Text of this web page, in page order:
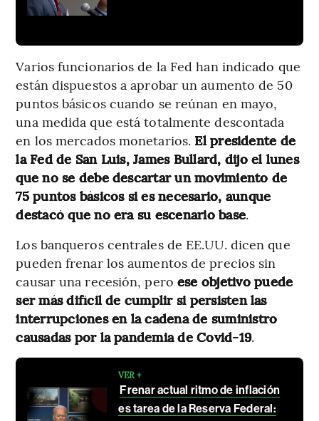
Varios funcionarios de la Fed han indicado que
están dispuestos a aprobar un aumento de 50
puntos básicos cuando se reúnan en mayo,
una medida que está totalmente descontada
en los mercados monetarios. El presidente de
la Fed de San Luis, James Bullard, dijo el lunes
que no se debe descartar un movimiento de
75 puntos básicos si es necesario, aunque
destacó que no era su escenario base.
Los banqueros centrales de EE.UU. dicen que
pueden frenar los aumentos de precios sin
causar una recesión, pero ese objetivo puede
ser más difícil de cumplir si persisten las
interrupciones en la cadena de suministro
causadas por la pandemia de Covid-19.
VER +
Frenar actual ritmo de inflación
es tarea de la Reserva Federal: